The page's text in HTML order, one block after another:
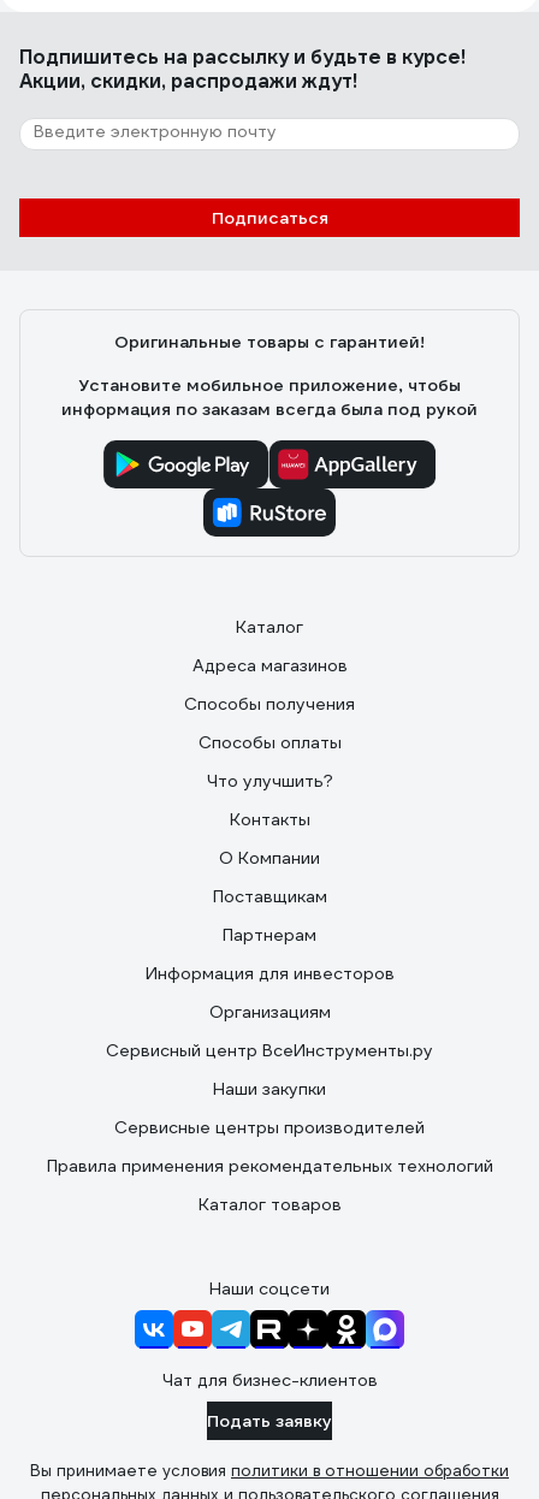
Толщина стали 1,5мм (ну не более 1,8)
93 отзыва
Отзыв о Fiskars 1001574 (131520)
Константинов Александр
Подпишитесь на рассылкуи будьте в курсе!
Акции, скидки, распродажи ждут!
Подписаться
Оригинальные товары с гарантией!
Установите мобильное приложение, чтобы
информация по заказам всегда была под рукой
Каталог
Адреса магазинов
Способы получения
Способы оплаты
Что улучшить?
Контакты
О Компании
Поставщикам
Партнерам
Информация для инвесторов
Организациям
Сервисный центр ВсеИнструменты.ру
Наши закупки
Сервисные центры производителей
Правила применения рекомендательных технологий
Каталог товаров
Наши соцсети
Чат для бизнес-клиентов
Подать заявку
Вы принимаете условия политики в отношении обработки
персональных данных и пользовательского соглашения